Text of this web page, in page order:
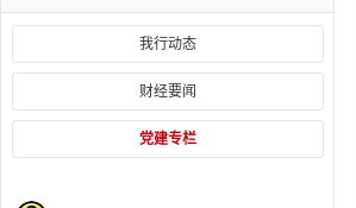
我行动态
财经要闻
党建专栏